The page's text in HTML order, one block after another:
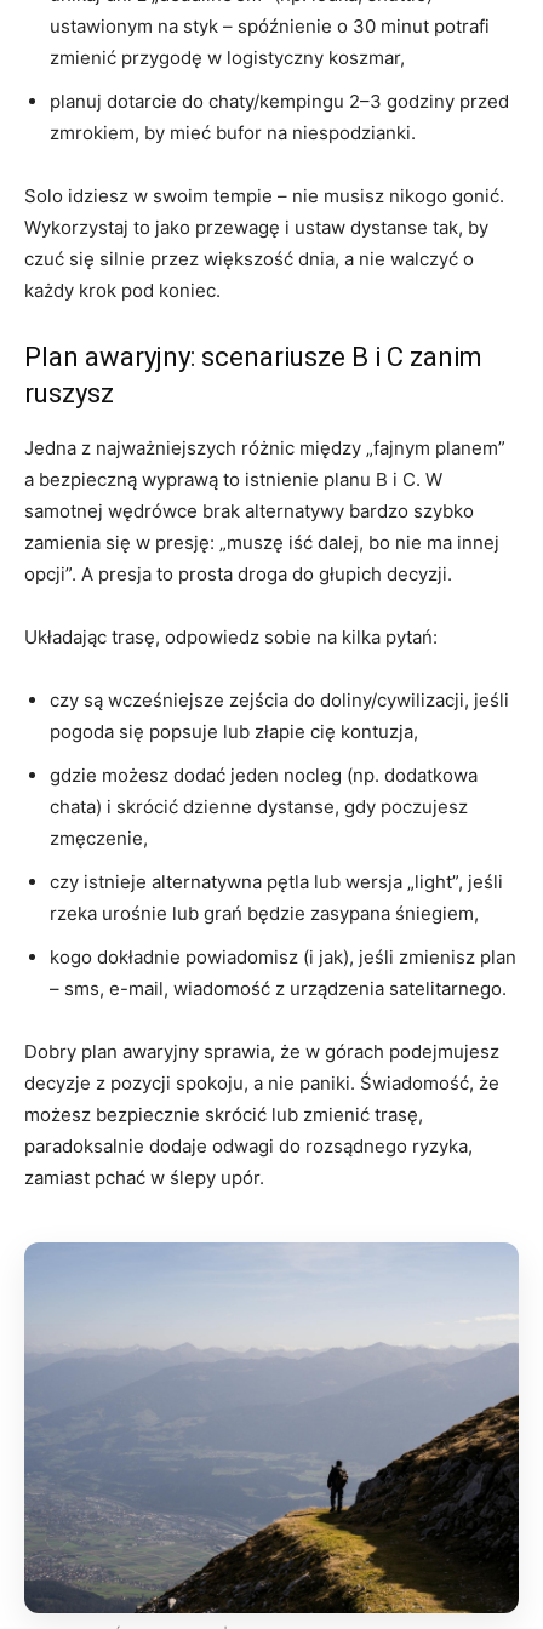
ustawionym na styk – spóźnienie o 30 minut potrafi
zmienić przygodę w logistyczny koszmar,
planuj dotarcie do chaty/kempingu 2–3 godziny przed
zmrokiem, by mieć bufor na niespodzianki.
Solo idziesz w swoim tempie – nie musisz nikogo gonić.
Wykorzystaj to jako przewagę i ustaw dystanse tak, by
czuć się silnie przez większość dnia, a nie walczyć o
każdy krok pod koniec.
Plan awaryjny: scenariusze B i C zanim
ruszysz
Jedna z najważniejszych różnic między „fajnym planem”
a bezpieczną wyprawą to istnienie planu B i C. W
samotnej wędrówce brak alternatywy bardzo szybko
zamienia się w presję: „muszę iść dalej, bo nie ma innej
opcji”. A presja to prosta droga do głupich decyzji.
Układając trasę, odpowiedz sobie na kilka pytań:
czy są wcześniejsze zejścia do doliny/cywilizacji, jeśli
pogoda się popsuje lub złapie cię kontuzja,
gdzie możesz dodać jeden nocleg (np. dodatkowa
chata) i skrócić dzienne dystanse, gdy poczujesz
zmęczenie,
czy istnieje alternatywna pętla lub wersja „light”, jeśli
rzeka urośnie lub grań będzie zasypana śniegiem,
kogo dokładnie powiadomisz (i jak), jeśli zmienisz plan
– sms, e-mail, wiadomość z urządzenia satelitarnego.
Dobry plan awaryjny sprawia, że w górach podejmujesz
decyzje z pozycji spokoju, a nie paniki. Świadomość, że
możesz bezpiecznie skrócić lub zmienić trasę,
paradoksalnie dodaje odwagi do rozsądnego ryzyka,
zamiast pchać w ślepy upór.